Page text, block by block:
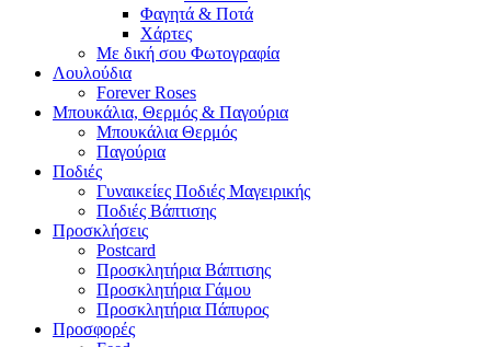
Φαγητά & Ποτά
Χάρτες
Με δική σου Φωτογραφία
Λουλούδια
Forever Roses
Μπουκάλια, Θερμός & Παγούρια
Μπουκάλια Θερμός
Παγούρια
Ποδιές
Γυναικείες Ποδιές Μαγειρικής
Ποδιές Βάπτισης
Προσκλήσεις
Postcard
Προσκλητήρια Βάπτισης
Προσκλητήρια Γάμου
Προσκλητήρια Πάπυρος
Προσφορές